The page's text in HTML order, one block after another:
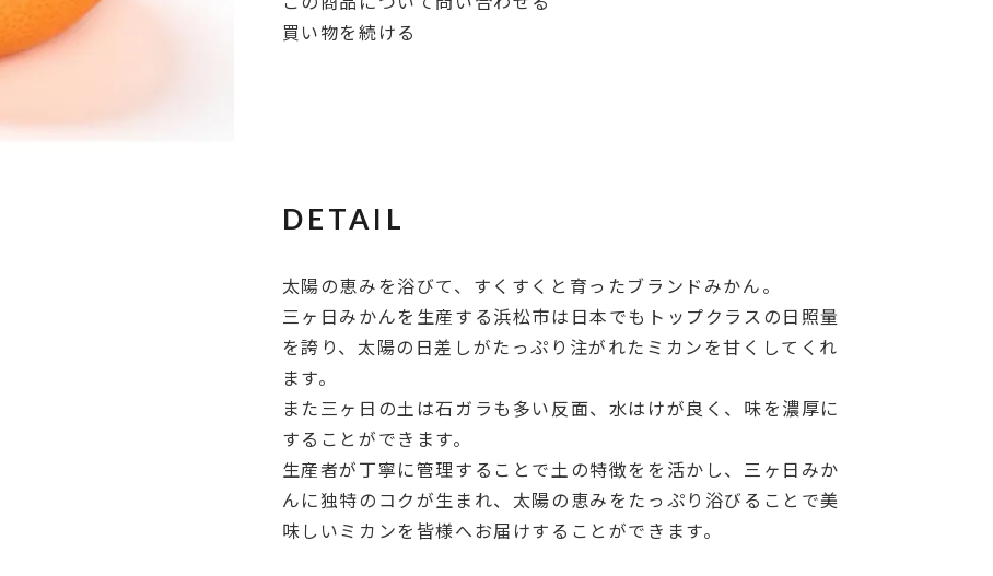
買い物を続ける
DETAIL
太陽の恵みを浴びて、すくすくと育ったブランドみかん。
三ヶ日みかんを生産する浜松市は日本でもトップクラスの日照量
を誇り、太陽の日差しがたっぷり注がれたミカンを甘くしてくれ
ます。
また三ヶ日の土は石ガラも多い反面、水はけが良く、味を濃厚に
することができます。
生産者が丁寧に管理することで土の特徴をを活かし、三ヶ日みか
んに独特のコクが生まれ、太陽の恵みをたっぷり浴びることで美
味しいミカンを皆様へお届けすることができます。